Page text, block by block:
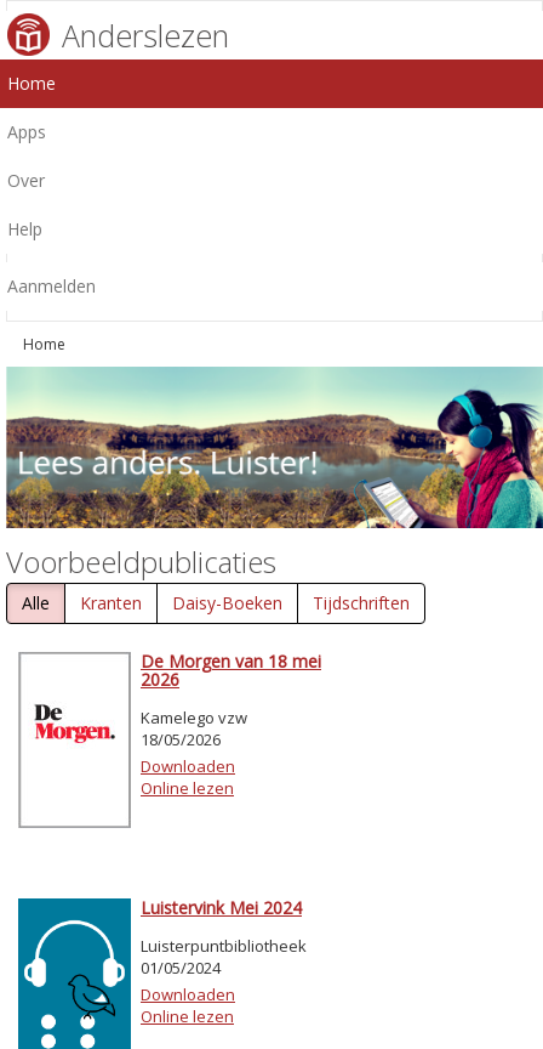
Anderslezen
Home
Apps
Over
Help
Aanmelden
Home
Voorbeeldpublicaties
Alle Kranten Daisy-Boeken Tijdschriften
De Morgen van 18 mei
2026
Kamelego vzw
18/05/2026
Downloaden
Online lezen
Luistervink Mei 2024
Luisterpuntbibliotheek
01/05/2024
Downloaden
Online lezen